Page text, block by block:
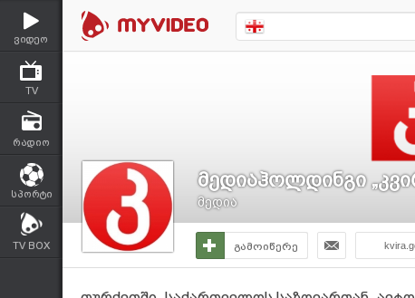
ვიდეო
TV
რადიო
სპორტი
TV BOX
მედიაჰოლდინგი
მედია
გამოიწერე